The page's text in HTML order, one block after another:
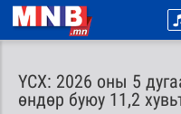
ҮСХ: 2026 оны 5
өндөр буюу 11,2